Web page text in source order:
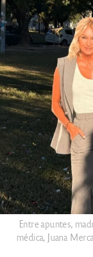
Entre apuntes,
médica, Juana